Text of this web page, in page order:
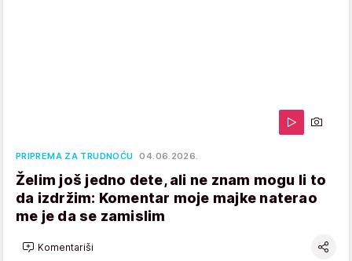
PRIPREMA ZA TRUDNOĆU 04.06.2026.
Želim još jedno dete, ali ne znam mogu li to
da izdržim: Komentar moje majke naterao
me je da se zamislim
Komentariši